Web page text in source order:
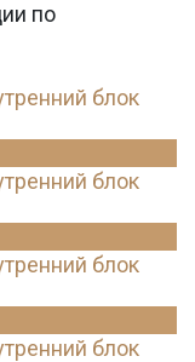
по
блок
блок
блок
блок